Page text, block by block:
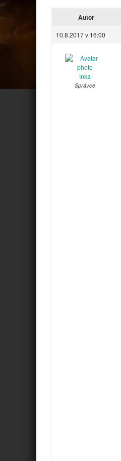
Autor
10.8.2017 v 16:00
Inka
Správce